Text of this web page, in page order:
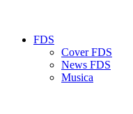
FDS
Cover FDS
News FDS
Musica